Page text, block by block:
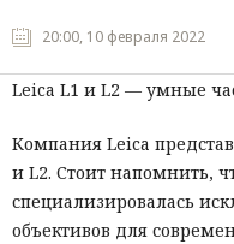
20:00, 10 февраля 2022
Leica L1 и L2 — умные
Компания Leica
и L2. Стоит напомнить,
специализировалась
объективов для